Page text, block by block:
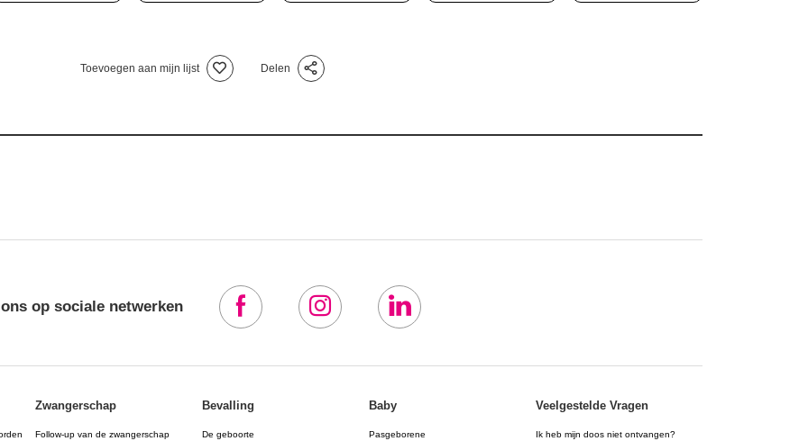
Toevoegen aan mijn lijst Delen
op sociale netwerken
Zwangerschap
Follow-up van de zwangerschap
Bevalling
De geboorte
Baby
Pasgeborene
Veelgestelde Vragen
Ik heb mijn doos niet ontvangen?